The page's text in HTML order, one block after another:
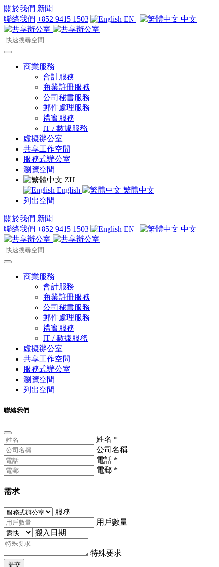
關於我們 新聞
聯絡我們 +852 9415 1503 EN | 中文
商業服務
會計服務
商業註冊服務
公司秘書服務
郵件處理服務
禮賓服務
IT / 數據服務
虛擬辦公室
共享工作空間
服務式辦公室
瀏覽空間
ZH
English
繁體中文
列出空間
關於我們 新聞
聯絡我們 +852 9415 1503 EN | 中文
商業服務
會計服務
商業註冊服務
公司秘書服務
郵件處理服務
禮賓服務
IT / 數據服務
虛擬辦公室
共享工作空間
服務式辦公室
瀏覽空間
列出空間
聯絡我們
姓名 *
公司名稱
電話 *
電郵 *
需求
服務
用戶數量
搬入日期
特殊要求
提交